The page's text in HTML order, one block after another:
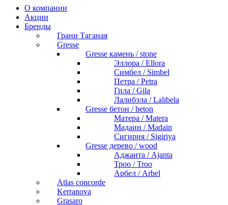
О компании
Акции
Бренды
Грани Таганая
Gresse
Gresse камень / stone
Эллора / Ellora
Симбел / Simbel
Петра / Petra
Гила / Gila
Лалибэла / Lalibela
Gresse бетон / beton
Матера / Matera
Мадаин / Madain
Сигирия / Sigiriya
Gresse дерево / wood
Аджанта / Ajanta
Троо / Troo
Арбел / Arbel
Atlas concorde
Kerranova
Grasaro